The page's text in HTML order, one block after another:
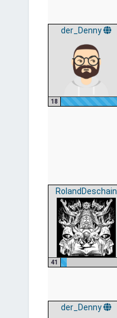
der_Denny
18
RolandDeschain
41
der_Denny